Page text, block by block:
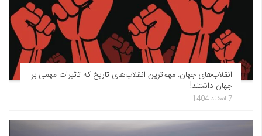
انقلاب‌های جهان: مهم‌ترین انقلاب‌های تاریخ که تاثیرات مهمی بر
جهان داشتند!
7 اسفند 1404